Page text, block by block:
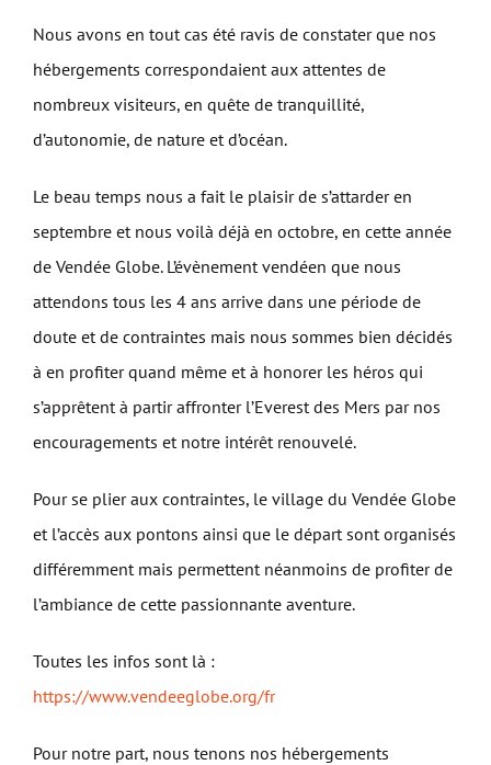
Nous avons en tout cas été ravis de constater que nos
hébergements correspondaient aux attentes de
nombreux visiteurs, en quête de tranquillité,
d’autonomie, de nature et d’océan.
Le beau temps nous a fait le plaisir de s’attarder en
septembre et nous voilà déjà en octobre, en cette année
de Vendée Globe. L’évènement vendéen que nous
attendons tous les 4 ans arrive dans une période de
doute et de contraintes mais nous sommes bien décidés
à en profiter quand même et à honorer les héros qui
s’apprêtent à partir affronter l’Everest des Mers par nos
encouragements et notre intérêt renouvelé.
Pour se plier aux contraintes, le village du Vendée Globe
et l’accès aux pontons ainsi que le départ sont organisés
différemment mais permettent néanmoins de profiter de
l’ambiance de cette passionnante aventure.
Toutes les infos sont là :
https://www.vendeeglobe.org/fr
Pour notre part, nous tenons nos hébergements